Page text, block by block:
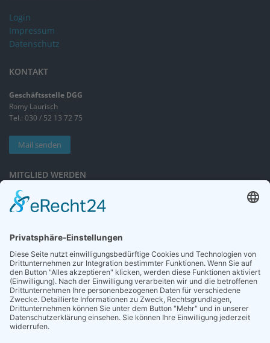
Login
Impressum
Datenschutz
KONTAKT
Geschäftsstelle DGG
Romy Laurisch
Tel.: 030 / 52 13 72 75
Mail senden
MITGLIED WERDEN
Sieben gute Gründe
für Ihre Mitgliedschaft
NEWSLETTER
Neuigkeiten rund um die Geriatrie und die DGG – regelmäßig in Ihrem
Postfach.